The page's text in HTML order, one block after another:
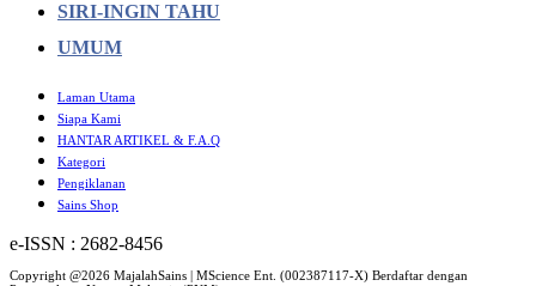
SIRI-INGIN TAHU
UMUM
Laman Utama
Siapa Kami
HANTAR ARTIKEL & F.A.Q
Kategori
Pengiklanan
Sains Shop
e-ISSN : 2682-8456
Copyright @2026 MajalahSains | MScience Ent. (002387117-X) Berdaftar dengan